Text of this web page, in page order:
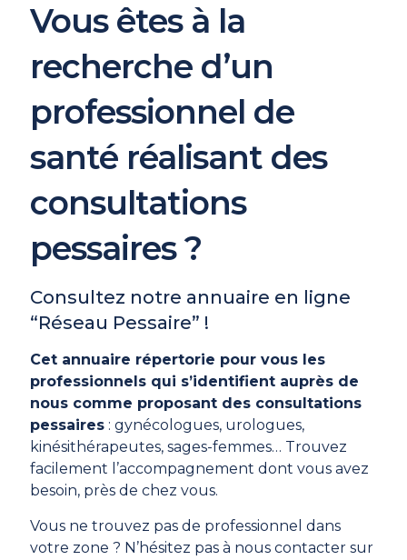
Vous êtes à la
recherche d’un
professionnel de
santé réalisant des
consultations
pessaires ?
Consultez notre annuaire en ligne
“Réseau Pessaire” !
Cet annuaire répertorie pour vous les
professionnels qui s’identifient auprès de
nous comme proposant des consultations
pessaires : gynécologues, urologues,
kinésithérapeutes, sages-femmes… Trouvez
facilement l’accompagnement dont vous avez
besoin, près de chez vous.
Vous ne trouvez pas de professionnel dans
votre zone ? N’hésitez pas à nous contacter sur